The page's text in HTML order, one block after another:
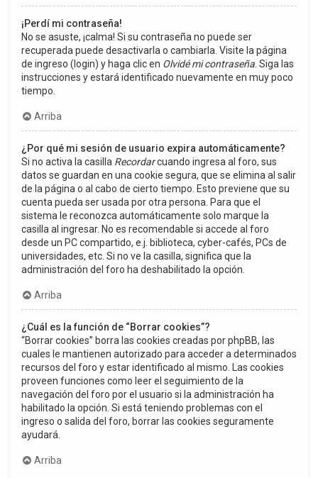
¡Perdí mi contraseña!
No se asuste, ¡calma! Si su contraseña no puede ser
recuperada puede desactivarla o cambiarla. Visite la página
de ingreso (login) y haga clic en Olvidé mi contraseña . Siga las
instrucciones y estará identificado nuevamente en muy poco
tiempo.
Arriba
¿Por qué mi sesión de usuario expira automáticamente?
Si no activa la casilla Recordarcuando ingresa al foro, sus
datos se guardan en una cookie segura, que se elimina al salir
de la página o al cabo de cierto tiempo. Esto previene que su
cuenta pueda ser usada por otra persona. Para que el
sistema le reconozca automáticamente solo marque la
casilla al ingresar. No es recomendable si accede al foro
desde un PC compartido, e.j. biblioteca, cyber-cafés, PCs de
universidades, etc. Si no ve la casilla, significa que la
administración del foro ha deshabilitado la opción.
Arriba
¿Cuál es la función de “Borrar cookies”?
“Borrar cookies” borra las cookies creadas por phpBB, las
cuales le mantienen autorizado para acceder a determinados
recursos del foro y estar identificado al mismo. Las cookies
proveen funciones como leer el seguimiento de la
navegación del foro por el usuario si la administración ha
habilitado la opción. Si está teniendo problemas con el
ingreso o salida del foro, borrar las cookies seguramente
ayudará.
Arriba